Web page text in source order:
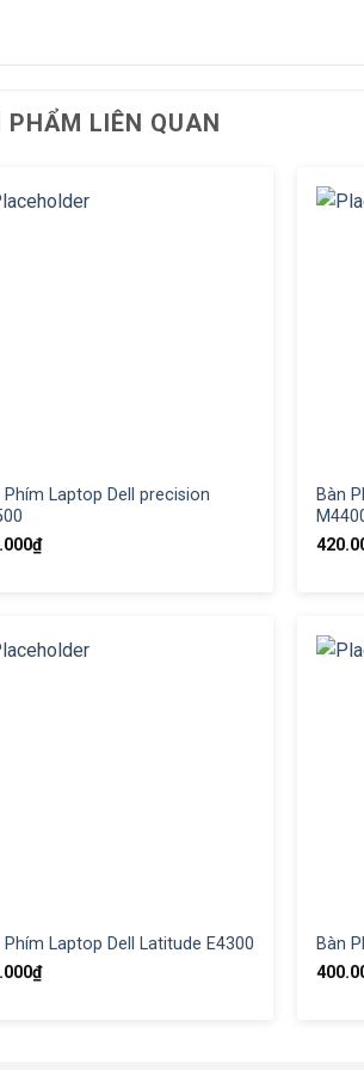
PHẨM LIÊN QUAN
Phím Laptop Dell precision
₫
Bàn
Phím Laptop Dell Latitude E4300
₫
Bàn